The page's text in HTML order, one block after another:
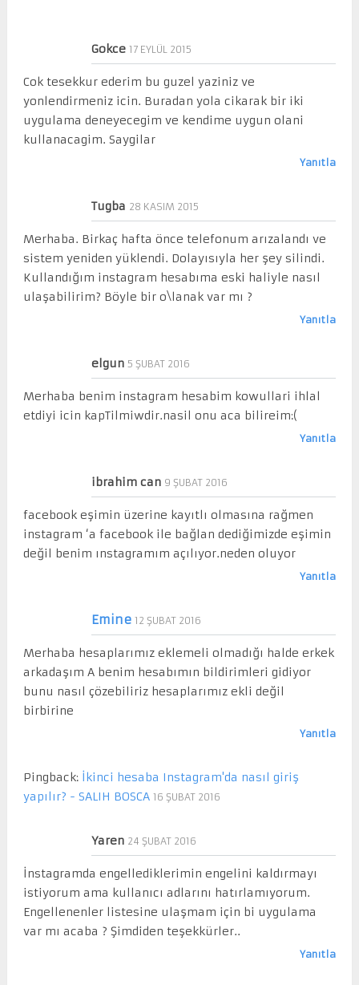
Gokce 17 EYLÜL 2015
Cok tesekkur ederim bu guzel yaziniz ve
yonlendirmeniz icin. Buradan yola cikarak bir iki
uygulama deneyecegim ve kendime uygun olani
kullanacagim. Saygilar
Yanıtla
Tugba 28 KASIM 2015
Merhaba. Birkaç hafta önce telefonum arızalandı ve
sistem yeniden yüklendi. Dolayısıyla her şey silindi.
Kullandığım instagram hesabıma eski haliyle nasıl
ulaşabilirim? Böyle bir o\lanak var mı ?
Yanıtla
elgun 5 ŞUBAT 2016
Merhaba benim instagram hesabim kowullari ihlal
etdiyi icin kapTilmiwdir.nasil onu aca bilireim:(
Yanıtla
ibrahim can 9 ŞUBAT 2016
facebook eşimin üzerine kayıtlı olmasına rağmen
instagram ‘a facebook ile bağlan dediğimizde eşimin
değil benim ınstagramım açılıyor.neden oluyor
Yanıtla
Emine 12 ŞUBAT 2016
Merhaba hesaplarımız eklemeli olmadığı halde erkek
arkadaşım A benim hesabımın bildirimleri gidiyor
bunu nasıl çözebiliriz hesaplarımız ekli değil
birbirine
Yanıtla
Pingback: İkinci hesaba Instagram'da nasıl giriş
yapılır? - SALIH BOSCA 16 ŞUBAT 2016
Yaren 24 ŞUBAT 2016
İnstagramda engellediklerimin engelini kaldırmayı
istiyorum ama kullanıcı adlarını hatırlamıyorum.
Engellenenler listesine ulaşmam için bi uygulama
var mı acaba ? Şimdiden teşekkürler..
Yanıtla